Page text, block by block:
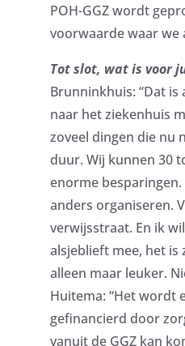
POH-GGZ wordt
voorwaarde waar we
Tot slot, wat is voor
Brunninkhuis: “Dat is
naar het ziekenhuis
zoveel dingen die nu
duur. Wij kunnen 30
enorme
anders organiseren.
verwijsstraat. En ik
alsjeblieft mee, het is
alleen maar leuker.
Huitema: “Het wordt
gefinancierd door
vanuit de GGZ kan